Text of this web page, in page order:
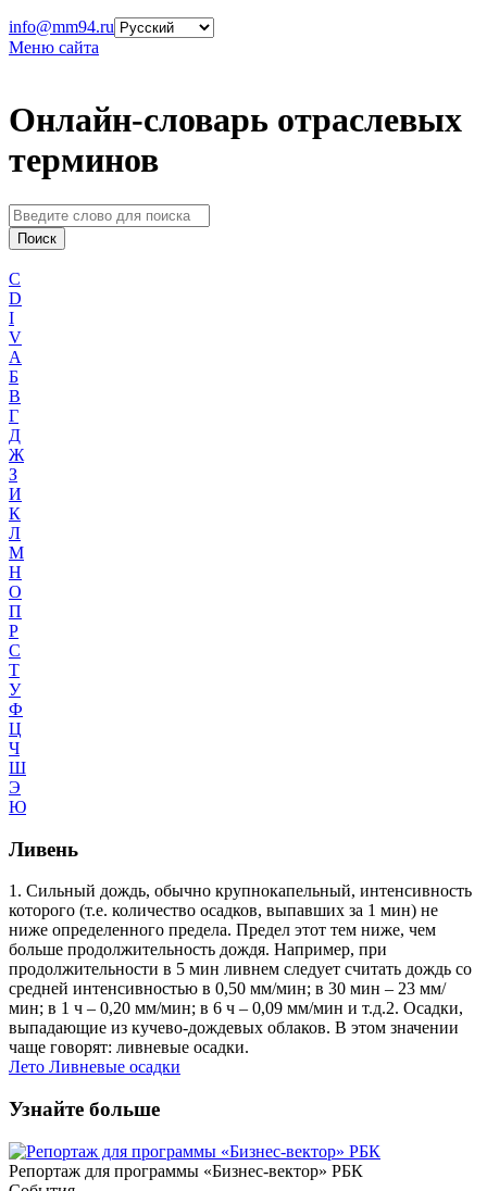
info@mm94.ru
Меню сайта
Онлайн-словарь отраслевых
терминов
C
D
I
V
А
Б
В
Г
Д
Ж
З
И
К
Л
М
Н
О
П
Р
С
Т
У
Ф
Ц
Ч
Ш
Э
Ю
Ливень
1. Сильный дождь, обычно крупнокапельный, интенсивность
которого (т.е. количество осадков, выпавших за 1 мин) не
ниже определенного предела. Предел этот тем ниже, чем
больше продолжительность дождя. Например, при
продолжительности в 5 мин ливнем следует считать дождь со
средней интенсивностью в 0,50 мм/мин; в 30 мин – 23 мм/
мин; в 1 ч – 0,20 мм/мин; в 6 ч – 0,09 мм/мин и т.д.2. Осадки,
выпадающие из кучево-дождевых облаков. В этом значении
чаще говорят: ливневые осадки.
Лето Ливневые осадки
Узнайте больше
Репортаж для программы «Бизнес-вектор» РБК